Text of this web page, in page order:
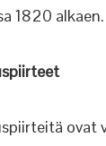
1820 alkaen.
ovat